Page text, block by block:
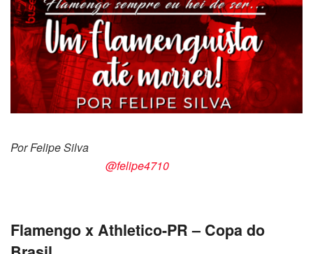
Por Felipe Silva
@felipe4710
Flamengo x Athletico-PR – Copa do